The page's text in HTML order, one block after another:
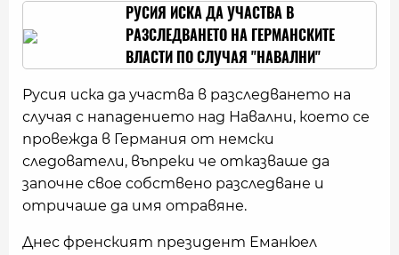
РУСИЯ ИСКА ДА УЧАСТВА В
РАЗСЛЕДВАНЕТО НА ГЕРМАНСКИТЕ
ВЛАСТИ ПО СЛУЧАЯ "НАВАЛНИ"
Русия иска да участва в разследването на
случая с нападението над Навални, което се
провежда в Германия от немски
следователи, въпреки че отказваше да
започне свое собствено разследване и
отричаше да имя отравяне.
Днес френският президент Еманюел